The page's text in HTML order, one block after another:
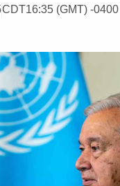
CDT16:35 (GMT) -0400